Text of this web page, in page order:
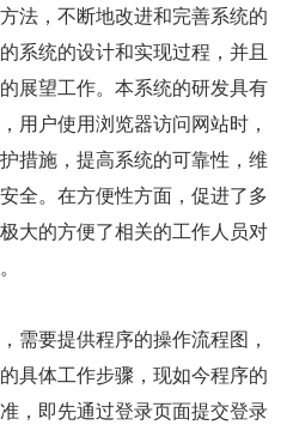
法，不断地改进和完善系统的
系统的设计和实现过程，并且
展望工作。本系统的研发具有
用户使用浏览器访问网站时，
措施，提高系统的可靠性，维
全。在方便性方面，促进了多
大的方便了相关的工作人员对
需要提供程序的操作流程图，
具体工作步骤，现如今程序的
，即先通过登录页面提交登录